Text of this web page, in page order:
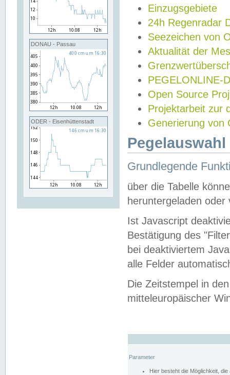
DONAU - Passau
ODER - Eisenhüttenstadt
Einzugsgebiete
24h Regenradar
Seezeichen von
Aktualität der
PEGELONLINE-
Open Source
Projektarbeit zur
Generierung von
Grundlegende
über die Tabelle
heruntergeladen oder
Ist Javascript
Bestätigung des
bei deaktiviertem
alle Felder
Die Zeitstempel in
mitteleuropäischer
Parameter
Hier besteht die Möglichkeit,